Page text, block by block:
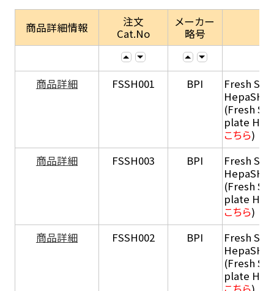
商品詳細情報
注文
Cat.No
メーカー
略号
商品詳細 FSSH001 BPI
Fresh
HepaSH®
(Fresh
plate
こちら)
商品詳細
FSSH003 BPI
Fresh
HepaSH®
(Fresh
plate
こちら)
商品詳細
FSSH002 BPI
Fresh
HepaSH®
(Fresh
plate